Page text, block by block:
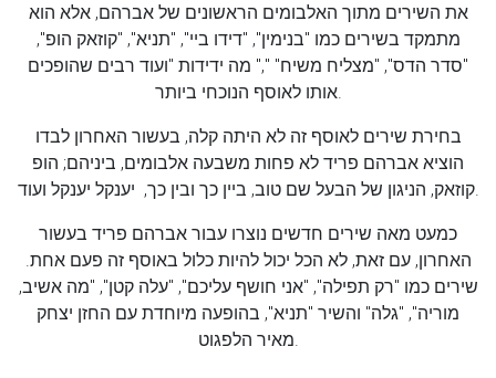
את השירים מתוך האלבומים הראשונים של אברהם, אלא הוא
מתמקד בשירים כמו "בנימין", "דידו ביי", "תניא", "קוזאק הופ",
"סדר הדס", "מצליח משיח" "," מה ידידות "ועוד רבים שהופכים
אותו לאוסף הנוכחי ביותר.
בחירת שירים לאוסף זה לא היתה קלה, בעשור האחרון לבדו
הוציא אברהם פריד לא פחות משבעה אלבומים, ביניהם; הופ
קוזאק, הניגון של הבעל שם טוב, ביין כך ובין כך, יענקל יענקל ועוד.
כמעט מאה שירים חדשים נוצרו עבור אברהם פריד בעשור
האחרון, עם זאת, לא הכל יכול להיות כלול באוסף זה פעם אחת.
שירים כמו "רק תפילה", "אני חושף עליכם", "עלה קטן", "מה אשיב,
מוריה", "גלה" והשיר "תניא", בהופעה מיוחדת עם החזן יצחק
מאיר הלפגוט.